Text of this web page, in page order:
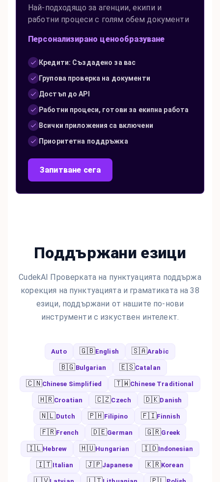
Най-подходящо за агенции, екипи и
работни процеси с голям обем документи
Персонализирано ценообразуване
Кредити: Създадено за вас
Групова проверка на документи
Достъп до API
Работни процеси, готови за екипна работа
Всички приложения са включени
Приоритетна поддръжка
Запитване сега
Поддържани езици
CudekAI Проверката на пунктуацията поддържа
корекция на пунктуацията и граматиката на 38
езици, поддържани от нашите по-нови
инструменти с изкуствен интелект.
Auto 🇬🇧English 🇸🇦Arabic
🇧🇬Bulgarian 🇪🇸Catalan
🇨🇳Chinese Simplified 🇹🇼Chinese Traditional
🇭🇷Croatian 🇨🇿Czech 🇩🇰Danish
🇳🇱Dutch 🇵🇭Filipino 🇫🇮Finnish
🇫🇷French 🇩🇪German 🇬🇷Greek
🇮🇱Hebrew 🇭🇺Hungarian 🇮🇩Indonesian
🇮🇹Italian 🇯🇵Japanese 🇰🇷Korean